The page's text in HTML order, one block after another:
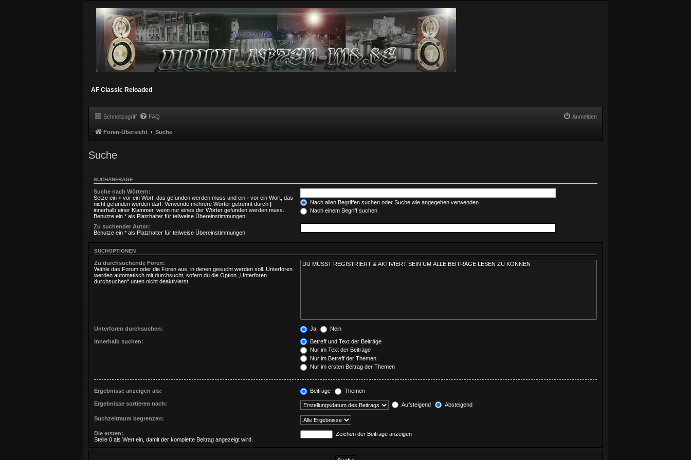
AF Classic Reloaded
Schnellzugriff FAQ Anmelden
Foren-Übersicht Suche
Suche
SUCHANFRAGE
Suche nach Wörtern:
Setze ein + vor ein Wort, das gefunden werden muss und ein - vor ein Wort, das
nicht gefunden werden darf. Verwende mehrere Wörter getrennt durch |
innerhalb einer Klammer, wenn nur eines der Wörter gefunden werden muss.
Benutze ein * als Platzhalter für teilweise Übereinstimmungen.
Nach allen Begriffen suchen oder Suche wie angegeben verwenden
Nach einem Begriff suchen
Zu suchender Autor:
Benutze ein * als Platzhalter für teilweise Übereinstimmungen.
SUCHOPTIONEN
Zu durchsuchende Foren:
Wähle das Forum oder die Foren aus, in denen gesucht werden soll. Unterforen
werden automatisch mit durchsucht, sofern du die Option „Unterforen
durchsuchen“ unten nicht deaktivierst.
Unterforen durchsuchen: Ja Nein
Innerhalb suchen:
Betreff und Text der Beiträge
Nur im Text der Beiträge
Nur im Betreff der Themen
Nur im ersten Beitrag der Themen
Ergebnisse anzeigen als: Beiträge Themen
Ergebnisse sortieren nach: Aufsteigend Absteigend
Suchzeitraum begrenzen:
Die ersten:
Stelle 0 als Wert ein, damit der komplette Beitrag angezeigt wird.
Zeichen der Beiträge anzeigen